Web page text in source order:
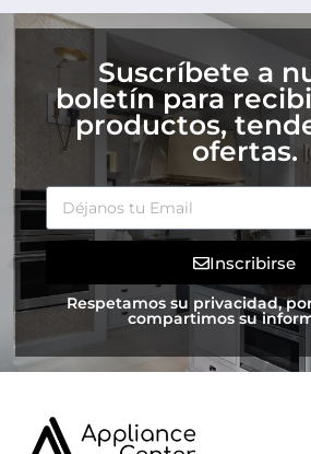
Suscríbete a
boletín para
productos,
ofertas.
Inscribirse
Respetamos su privacidad,
compartimos su